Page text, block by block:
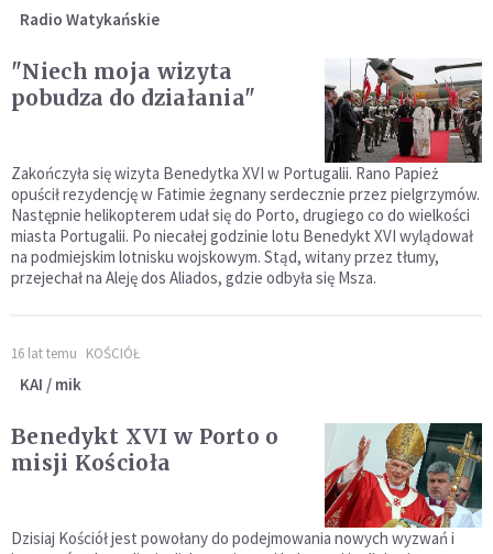
Radio Watykańskie
"Niech moja wizyta
pobudza do działania"
Zakończyła się wizyta Benedytka XVI w Portugalii. Rano Papież
opuścił rezydencję w Fatimie żegnany serdecznie przez pielgrzymów.
Następnie helikopterem udał się do Porto, drugiego co do wielkości
miasta Portugalii. Po niecałej godzinie lotu Benedykt XVI wylądował
na podmiejskim lotnisku wojskowym. Stąd, witany przez tłumy,
przejechał na Aleję dos Aliados, gdzie odbyła się Msza.
16 lat temu KOŚCIÓŁ
KAI / mik
Benedykt XVI w Porto o
misji Kościoła
Dzisiaj Kościół jest powołany do podejmowania nowych wyzwań i